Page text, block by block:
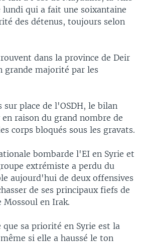
lundi qui a fait une soixantaine
des détenus, toujours selon
dans la province de Deir
grande majorité par les
sur place de l'OSDH, le bilan
raison du grand nombre de
corps bloqués sous les gravats.
bombarde l'EI en Syrie et
extrémiste a perdu du
aujourd'hui de deux offensives
de ses principaux fiefs de
Mossoul en Irak.
que sa priorité en Syrie est la
si elle a haussé le ton